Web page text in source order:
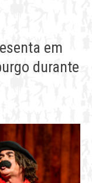
em
durante